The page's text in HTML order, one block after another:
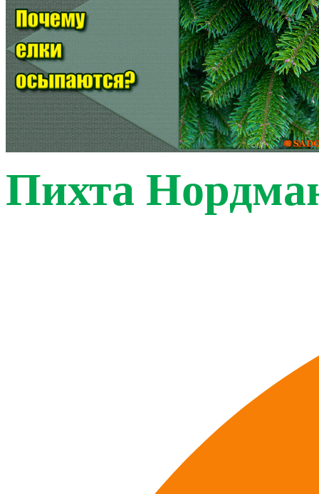
Пихта